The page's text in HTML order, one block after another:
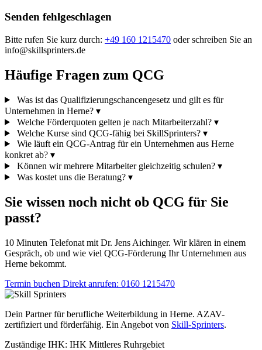
Senden fehlgeschlagen
Bitte rufen Sie kurz durch: +49 160 1215470 oder schreiben Sie an
info@skillsprinters.de
Häufige Fragen zum QCG
Was ist das Qualifizierungschancengesetz und gilt es für
Unternehmen in Herne? ▾
Welche Förderquoten gelten je nach Mitarbeiterzahl? ▾
Welche Kurse sind QCG-fähig bei SkillSprinters? ▾
Wie läuft ein QCG-Antrag für ein Unternehmen aus Herne
konkret ab? ▾
Können wir mehrere Mitarbeiter gleichzeitig schulen? ▾
Was kostet uns die Beratung? ▾
Sie wissen noch nicht ob QCG für Sie
passt?
10 Minuten Telefonat mit Dr. Jens Aichinger. Wir klären in einem
Gespräch, ob und wie viel QCG-Förderung Ihr Unternehmen aus
Herne bekommt.
Termin buchen Direkt anrufen: 0160 1215470
Dein Partner für berufliche Weiterbildung in Herne. AZAV-
zertifiziert und förderfähig. Ein Angebot von Skill-Sprinters.
Zuständige IHK: IHK Mittleres Ruhrgebiet